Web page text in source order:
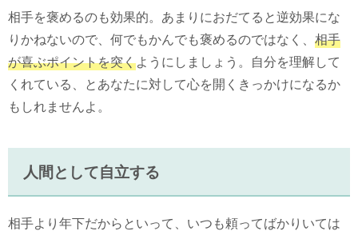
相手を褒めるのも効果的。あまりにおだてると逆効果にな
りかねないので、何でもかんでも褒めるのではなく、 相手
が喜ぶポイントを突くようにしましょう。自分を理解して
くれている、とあなたに対して心を開くきっかけになるか
もしれませんよ。
人間として自立する
相手より年下だからといって、いつも頼ってばかりいては